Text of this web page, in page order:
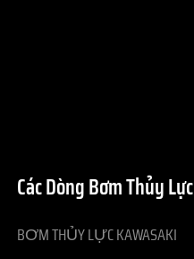
Các Dòng Bơm Thủy Lực
BƠM THỦY LỰC KAWASAKI